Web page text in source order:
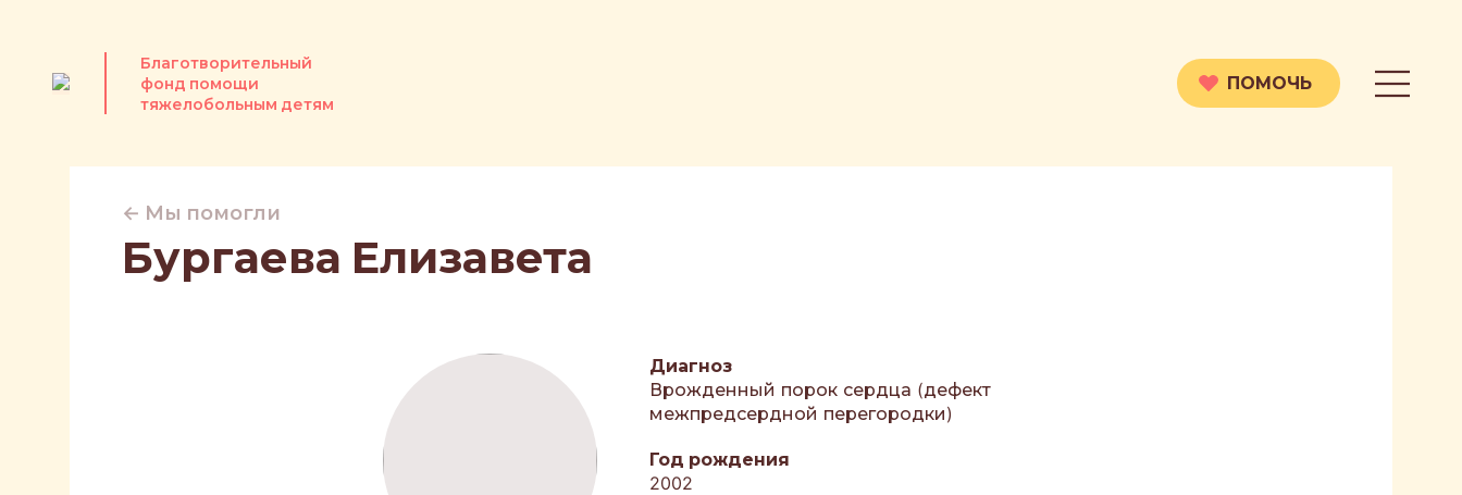
Благотворительный
фонд помощи
тяжелобольным детям
ПОМОЧЬ
← Мы помогли
Бургаева Елизавета
Диагноз
Врожденный порок сердца (дефект
межпредсердной перегородки)
Год рождения
2002